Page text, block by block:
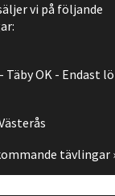
vi på följande
Täby OK - Endast
tävlingar